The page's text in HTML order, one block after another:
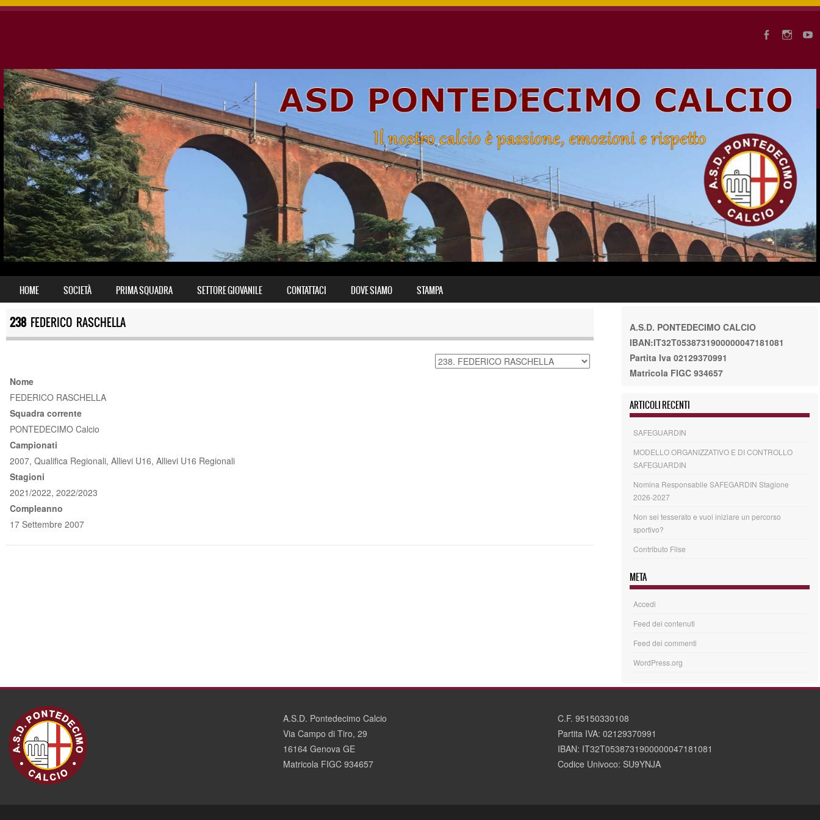
MENU
SKIP TO CONTENT
HOME SOCIETÀ PRIMA SQUADRA SETTORE GIOVANILE CONTATTACI DOVE SIAMO STAMPA
238FEDERICO RASCHELLA
Nome
FEDERICO RASCHELLA
Squadra corrente
PONTEDECIMO Calcio
Campionati
2007, Qualifica Regionali, Allievi U16, Allievi U16 Regionali
Stagioni
2021/2022, 2022/2023
Compleanno
17 Settembre 2007
A.S.D. PONTEDECIMO CALCIO
IBAN:IT32T0538731900000047181081
Partita Iva 02129370991
Matricola FIGC 934657
ARTICOLI RECENTI
SAFEGUARDIN
MODELLO ORGANIZZATIVO E DI CONTROLLO
SAFEGUARDIN
Nomina Responsabile SAFEGARDIN Stagione
2026-2027
Non sei tesserato e vuoi iniziare un percorso
sportivo?
Contributo Filse
META
Accedi
Feed dei contenuti
Feed dei commenti
WordPress.org
A.S.D. Pontedecimo Calcio
Via Campo di Tiro, 29
16164 Genova GE
Matricola FIGC 934657
C.F. 95150330108
Partita IVA: 02129370991
IBAN: IT32T0538731900000047181081
Codice Univoco: SU9YNJA